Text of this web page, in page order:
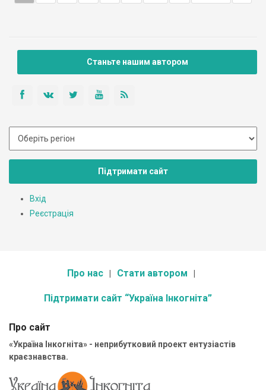
Станьте нашим автором
Підтримати сайт
Вхід
Реєстрація
Про нас Стати автором
Підтримати сайт “Україна Інкогніта”
Про сайт
«Україна Інкогніта» - неприбутковий проект ентузіастів
краєзнавства.